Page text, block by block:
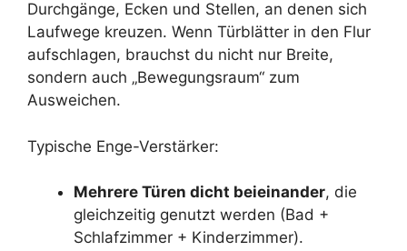
Durchgänge, Ecken und Stellen, an denen sich
Laufwege kreuzen. Wenn Türblätter in den Flur
aufschlagen, brauchst du nicht nur Breite,
sondern auch „Bewegungsraum“ zum
Ausweichen.
Typische Enge-Verstärker:
Mehrere Türen dicht beieinander, die
gleichzeitig genutzt werden (Bad +
Schlafzimmer + Kinderzimmer).